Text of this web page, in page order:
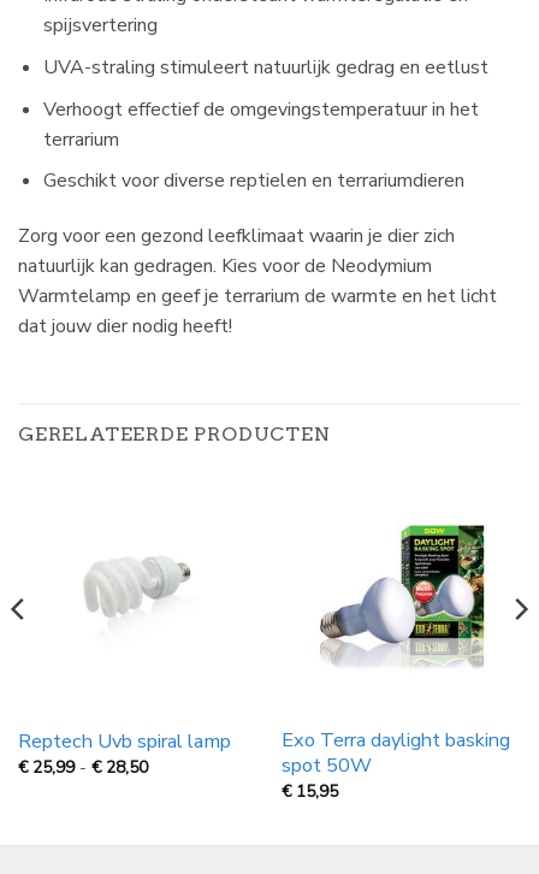
spijsvertering
UVA-straling stimuleert natuurlijk gedrag en eetlust
Verhoogt effectief de omgevingstemperatuur in het
terrarium
Geschikt voor diverse reptielen en terrariumdieren
Zorg voor een gezond leefklimaat waarin je dier zich
natuurlijk kan gedragen. Kies voor de Neodymium
Warmtelamp en geef je terrarium de warmte en het licht
dat jouw dier nodig heeft!
GERELATEERDE PRODUCTEN
Reptech Uvb spiral lamp
€ 25,99 - € 28,50Prijsklasse:
28,50
Exo Terra daylight basking
spot 50W
€ 15,95